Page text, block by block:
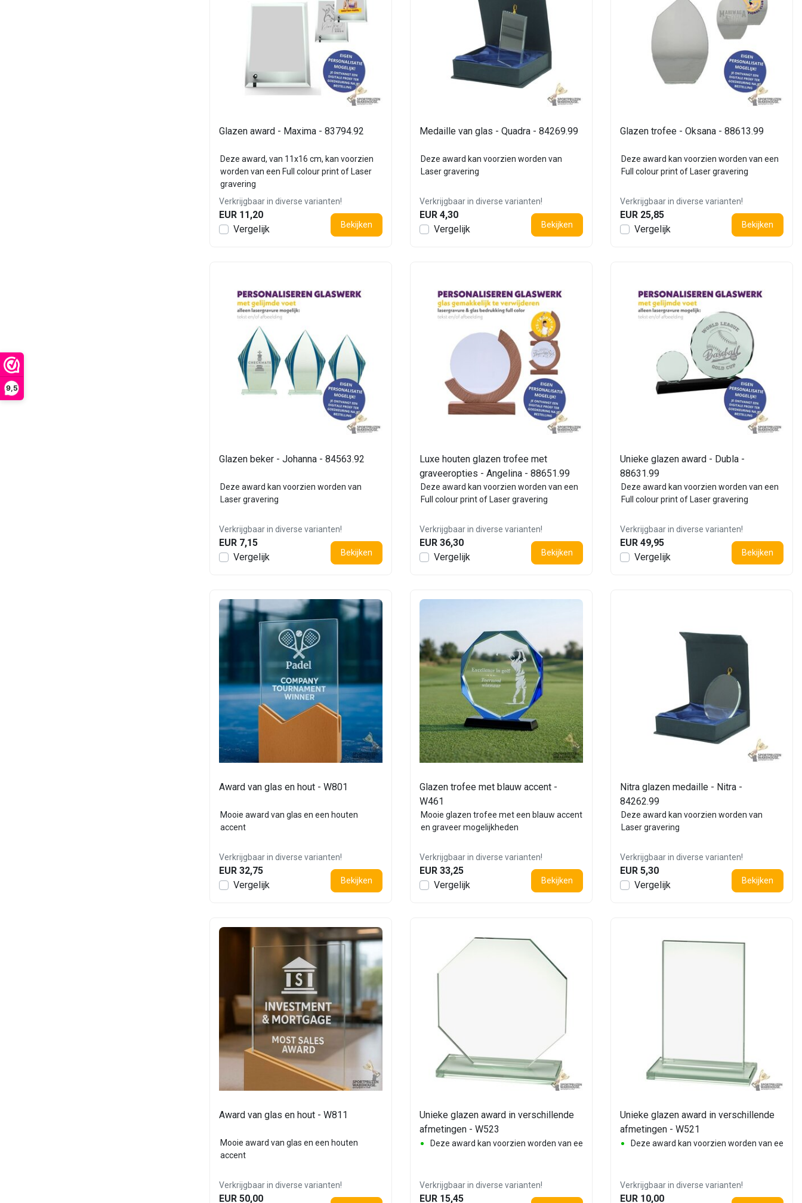
9,5
Glazen award - Maxima - 83794.92
Deze award, van 11x16 cm, kan voorzien
worden van een Full colour print of Laser
gravering
Verkrijgbaar in diverse varianten!
EUR 11,20
Vergelijk
Bekijken
Medaille van glas - Quadra - 84269.99
Deze award kan voorzien worden van
Laser gravering
Verkrijgbaar in diverse varianten!
EUR 4,30
Vergelijk
Bekijken
Glazen trofee - Oksana - 88613.99
Deze award kan voorzien worden van een
Full colour print of Laser gravering
Verkrijgbaar in diverse varianten!
EUR 25,85
Vergelijk
Bekijken
Glazen beker - Johanna - 84563.92
Deze award kan voorzien worden van
Laser gravering
Verkrijgbaar in diverse varianten!
EUR 7,15
Vergelijk
Bekijken
Luxe houten glazen trofee met
graveeropties - Angelina - 88651.99
Deze award kan voorzien worden van een
Full colour print of Laser gravering
Verkrijgbaar in diverse varianten!
EUR 36,30
Vergelijk
Bekijken
Unieke glazen award - Dubla -
88631.99
Deze award kan voorzien worden van een
Full colour print of Laser gravering
Verkrijgbaar in diverse varianten!
EUR 49,95
Vergelijk
Bekijken
Award van glas en hout - W801
Mooie award van glas en een houten
accent
Verkrijgbaar in diverse varianten!
EUR 32,75
Vergelijk
Bekijken
Glazen trofee met blauw accent -
W461
Mooie glazen trofee met een blauw accent
en graveer mogelijkheden
Verkrijgbaar in diverse varianten!
EUR 33,25
Vergelijk
Bekijken
Nitra glazen medaille - Nitra -
84262.99
Deze award kan voorzien worden van
Laser gravering
Verkrijgbaar in diverse varianten!
EUR 5,30
Vergelijk
Bekijken
Award van glas en hout - W811
Mooie award van glas en een houten
accent
Verkrijgbaar in diverse varianten!
EUR 50,00
Unieke glazen award in verschillende
afmetingen - W523
Deze award kan voorzien worden van een eigen logo of afbeelding
Verkrijgbaar in diverse varianten!
EUR 15,45
Unieke glazen award in verschillende
afmetingen - W521
Deze award kan voorzien worden van een
Verkrijgbaar in diverse varianten!
EUR 10,00